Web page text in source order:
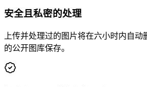
安全且私密的处理
上传并处理过的图片将在六小时内自
的公开图库保存。